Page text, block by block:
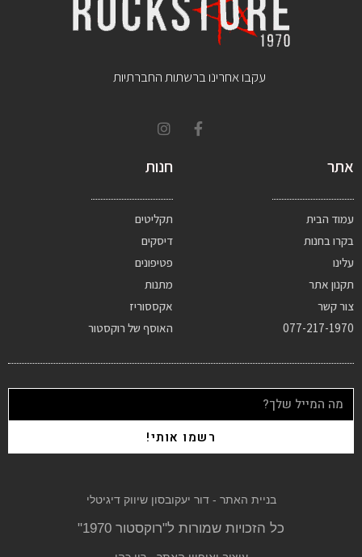
עקבו אחרינו ברשתות החברתיות
אתר
עמוד הבית
בקרו בחנות
עלינו
תקנון אתר
צור קשר
077-217-1970
חנות
תקליטים
דיסקים
פטיפונים
מתנות
אקססוריז
האוסף של רוקסטור
רשמו אותי!
בניית האתר - דור יעקובסון שיווק דיגיטלי
כל הזכויות שמורות ל"רוקסטור 1970"